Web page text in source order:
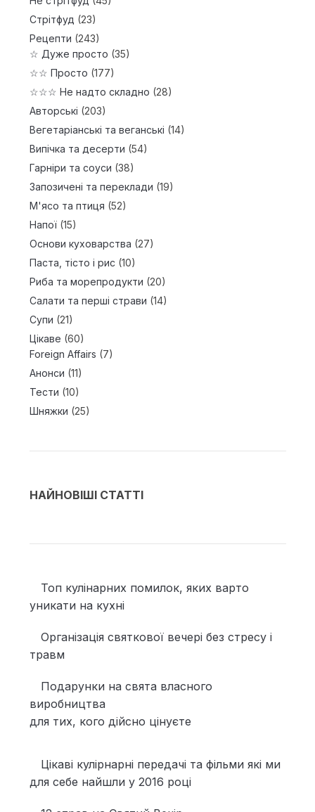
Стрітфуд (23)
Рецепти (243)
☆ Дуже просто (35)
☆☆ Просто (177)
☆☆☆ Не надто складно (28)
Авторські (203)
Вегетаріанські та веганські (14)
Випічка та десерти (54)
Гарніри та соуси (38)
Запозичені та переклади (19)
М'ясо та птиця (52)
Напої(15)
Основи куховарства (27)
Паста, тісто і рис (10)
Риба та морепродукти (20)
Салати та перші страви (14)
Супи (21)
Цікаве (60)
Foreign Affairs (7)
Анонси (11)
Тести (10)
Шняжки (25)
НАЙНОВІШІ СТАТТІ
Топ кулінарних помилок, яких варто
уникати на кухні
Організація святкової вечері без стресу і
травм
Подарунки на свята власного
виробництва
для тих, кого дійсно цінуєте
Цікаві кулірнарні передачі та фільми які ми
для себе найшли у 2016 році